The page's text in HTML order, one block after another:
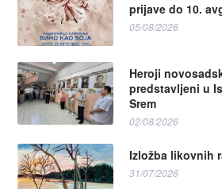
prijave do 10.
05/08/2026
Heroji
predstavljeni u
Srem
02/08/2026
Izložba likovnih
31/07/2026